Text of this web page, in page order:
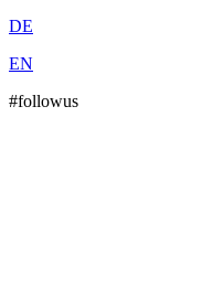
DE
EN
#followus